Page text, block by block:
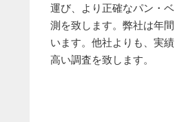
運び、より正確なパン・
測を致します。弊社は年
います。他社よりも、実
高い調査を致します。